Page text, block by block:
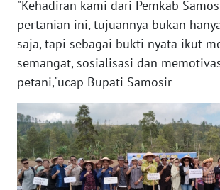
"Kehadiran kami dari Pemkab
pertanian ini, tujuannya bukan
saja, tapi sebagai bukti nyata ikut
semangat, sosialisasi dan
petani,"ucap Bupati Samosir
WN
JATIM
WN
BALI
WN
KALBAR
WN
KALTENG